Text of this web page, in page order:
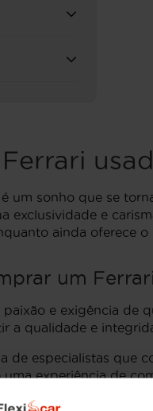
um sonho que se
exclusividade e
ainda oferece
um
paixão e exigência de
a qualidade e
de especialistas que
experiência de
e transparência.